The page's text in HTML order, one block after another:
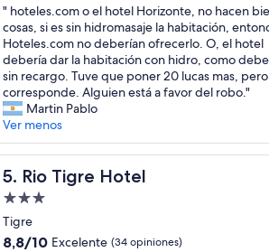
p
e
r
o
l
a
p
r
o
p
i
e
d
a
d
v
e
r
v
i
e
w
a
n
d
w
m
r
10,
Bueno,
(17
opiniones)
"
h
o
t
e
l
e
s
.
c
o
m
o
e
l
" hoteles.com o el hotel Horizonte, no hacen
cosas, si es sin hidromasaje la habitación,
Hoteles.com no deberían ofrecerlo. O, el hotel
debería dar la habitación con hidro, como
sin recargo. Tuve que poner 20 lucas mas,
corresponde. Alguien está a favor del robo."
Martin Pablo
Ver menos
5. Rio Tigre Hotel
Rio Tigre Hotel
Propiedad
de
3.0
Tigre
8.8
8,8/10 Excelente (34 opiniones)